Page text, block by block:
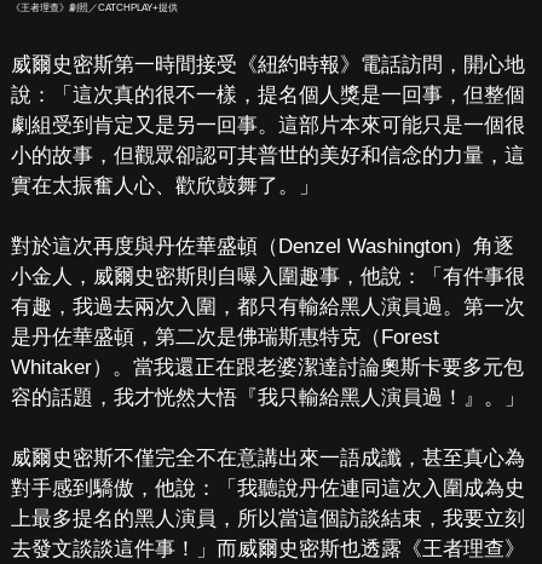
《王者理查》劇照／CATCHPLAY+提供
威爾史密斯第一時間接受《紐約時報》電話訪問，開心地
說：「這次真的很不一樣，提名個人獎是一回事，但整個
劇組受到肯定又是另一回事。這部片本來可能只是一個很
小的故事，但觀眾卻認可其普世的美好和信念的力量，這
實在太振奮人心、歡欣鼓舞了。」
對於這次再度與丹佐華盛頓（Denzel Washington）角逐
小金人，威爾史密斯則自曝入圍趣事，他說：「有件事很
有趣，我過去兩次入圍，都只有輸給黑人演員過。第一次
是丹佐華盛頓，第二次是佛瑞斯惠特克（Forest
Whitaker）。當我還正在跟老婆潔達討論奧斯卡要多元包
容的話題，我才恍然大悟『我只輸給黑人演員過！』。」
威爾史密斯不僅完全不在意講出來一語成讖，甚至真心為
對手感到驕傲，他說：「我聽說丹佐連同這次入圍成為史
上最多提名的黑人演員，所以當這個訪談結束，我要立刻
去發文談談這件事！」而威爾史密斯也透露《王者理查》